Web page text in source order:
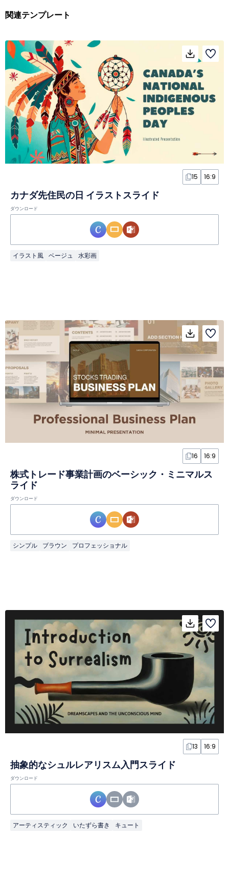
関連テンプレート
15 16:9
カナダ先住民の日 イラストスライド
ダウンロード
イラスト風 ベージュ 水彩画
16 16:9
株式トレード事業計画のベーシック・ミニマルス
ライド
ダウンロード
シンプル ブラウン プロフェッショナル
13 16:9
抽象的なシュルレアリスム入門スライド
ダウンロード
アーティスティック いたずら書き キュート